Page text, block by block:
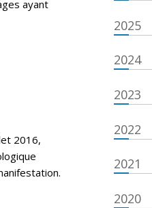
ayant
2016,
2025
2024
2023
2022
2021
2020